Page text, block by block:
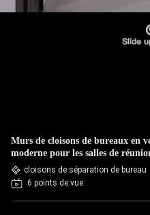
Murs de cloisons de bureaux en
moderne pour les salles de
cloisons de séparation de bureau
6 points de vue